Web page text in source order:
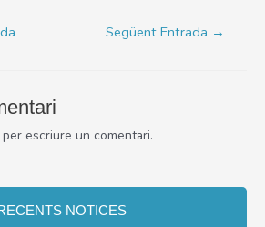
Següent Entrada →
per escriure un comentari.
NOTICES